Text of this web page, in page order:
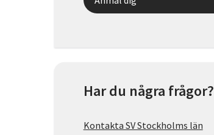
Har du några frågor?
Kontakta SV Stockholms län